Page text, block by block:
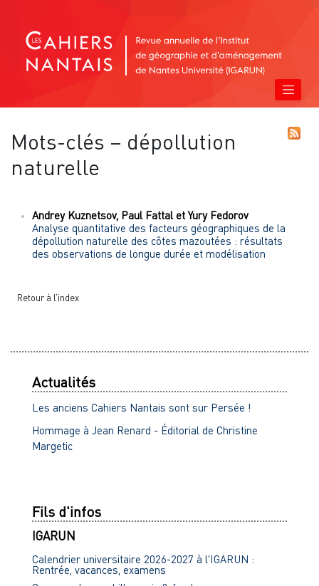
Mots-clés – dépollution
naturelle
Andrey Kuznetsov, Paul Fattal etYury Fedorov
Analyse quantitative des facteurs géographiques de la
dépollution naturelle des côtes mazoutées : résultats
des observations de longue durée et modélisation
Retour à l’index
Actualités
Les anciens Cahiers Nantais sont sur Persée !
Hommage à Jean Renard - Éditorial de Christine
Margetic
Fils d'infos
IGARUN
Calendrier universitaire 2026-2027 à l'IGARUN :
Rentrée, vacances, examens